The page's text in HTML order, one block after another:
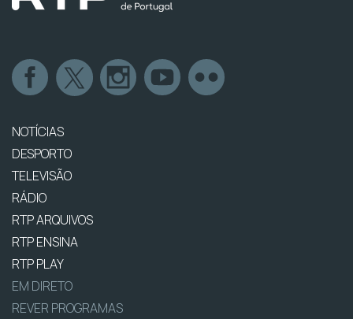
NOTÍCIAS
DESPORTO
TELEVISÃO
RÁDIO
RTP ARQUIVOS
RTP ENSINA
RTP PLAY
EM DIRETO
REVER PROGRAMAS